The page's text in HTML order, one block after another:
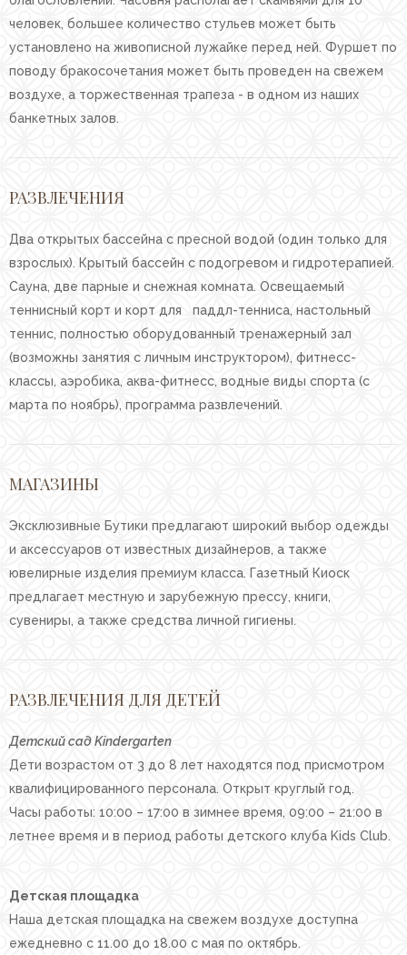
человек, большее количество стульев может быть
установлено на живописной лужайке перед ней. Фуршет по
поводу бракосочетания может быть проведен на свежем
воздухе, а торжественная трапеза - в одном из наших
банкетных залов.
РАЗВЛЕЧЕНИЯ
Два открытых бассейна с пресной водой (один только для
взрослых). Крытый бассейн с подогревом и гидротерапией.
Сауна, две парные и снежная комната. Освещаемый
теннисный корт и корт для паддл-тенниса, настольный
теннис, полностью оборудованный тренажерный зал
(возможны занятия с личным инструктором), фитнесс-
классы, аэробика, аква-фитнесс, водные виды спорта (с
марта по ноябрь), программа развлечений.
МАГАЗИНЫ
Эксклюзивные Бутики предлагают широкий выбор одежды
и аксессуаров от известных дизайнеров, а также
ювелирные изделия премиум класса. Газетный Киоск
предлагает местную и зарубежную прессу, книги,
сувениры, а также средства личной гигиены.
РАЗВЛЕЧЕНИЯ ДЛЯ ДЕТЕЙ
Детский сад Kindergarten
Дети возрастом от 3 до 8 лет находятся под присмотром
квалифицированного персонала. Открыт круглый год.
Часы работы: 10:00 – 17:00 в зимнее время, 09:00 – 21:00 в
летнее время и в период работы детского клуба Kids Club.
Детская площадка
Наша детская площадка на свежем воздухе доступна
ежедневно с 11.00 до 18.00 с мая по октябрь.